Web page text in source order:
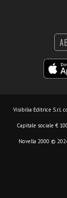
Visibilia Editrice S.r.l.
Capitale sociale €
Novella 2000 ©